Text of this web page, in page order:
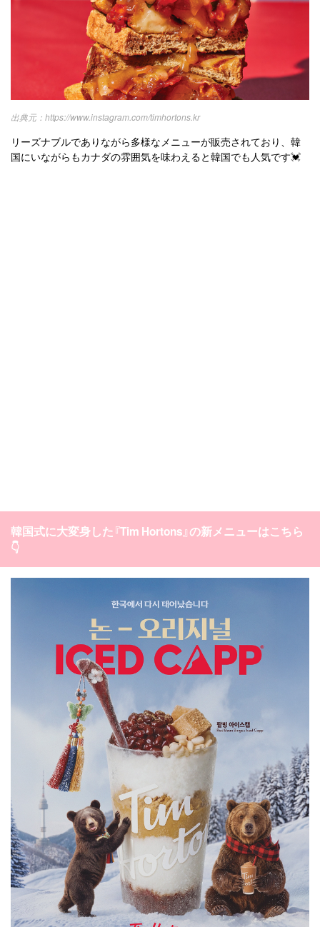
https://www.instagram.com/timhortons.kr
リーズナブルでありながら多様なメニューが販売されており、韓
国にいながらもカナダの雰囲気を味わえると韓国でも人気です💓
韓国式に大変身した『Tim Hortons』の新メニューはこちら
👇